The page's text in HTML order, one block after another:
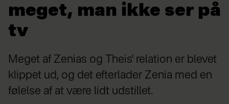
meget, man ikke ser på
tv
Meget af Zenias og Theis' relation er blevet
klippet ud, og det efterlader Zenia med en
følelse af at være lidt udstillet.